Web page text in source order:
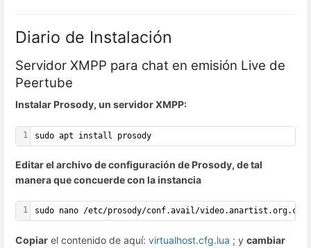
Diario de Instalación
Servidor XMPP para chat en emisión Live de
Peertube
Instalar Prosody, un servidor XMPP:
1 sudo apt install prosody
Editar el archivo de configuración de Prosody, de tal
manera que concuerde con la instancia
1 sudo nano /etc/prosody/conf.avail/
Copiar el contenido de aquí: virtualhost.cfg.lua ; y cambiar